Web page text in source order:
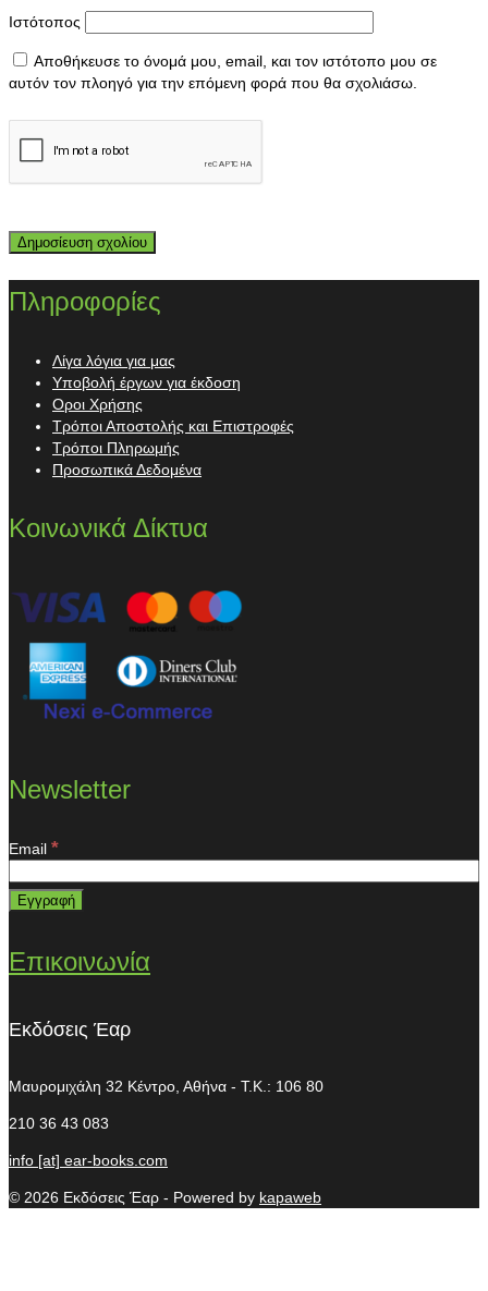
Ιστότοπος
Αποθήκευσε το όνομά μου, email, και τον ιστότοπο μου σε
αυτόν τον πλοηγό για την επόμενη φορά που θα σχολιάσω.
Πληροφορίες
Λίγα λόγια για μας
Υποβολή έργων για έκδοση
Οροι Χρήσης
Τρόποι Αποστολής και Επιστροφές
Τρόποι Πληρωμής
Προσωπικά Δεδομένα
Κοινωνικά Δίκτυα
Newsletter
Email *
Επικοινωνία
Εκδόσεις Έαρ
Μαυρομιχάλη 32 Κέντρο, Αθήνα - T.K.: 106 80
210 36 43 083
info [at] ear-books.com
© 2026 Εκδόσεις Έαρ - Powered by kapaweb